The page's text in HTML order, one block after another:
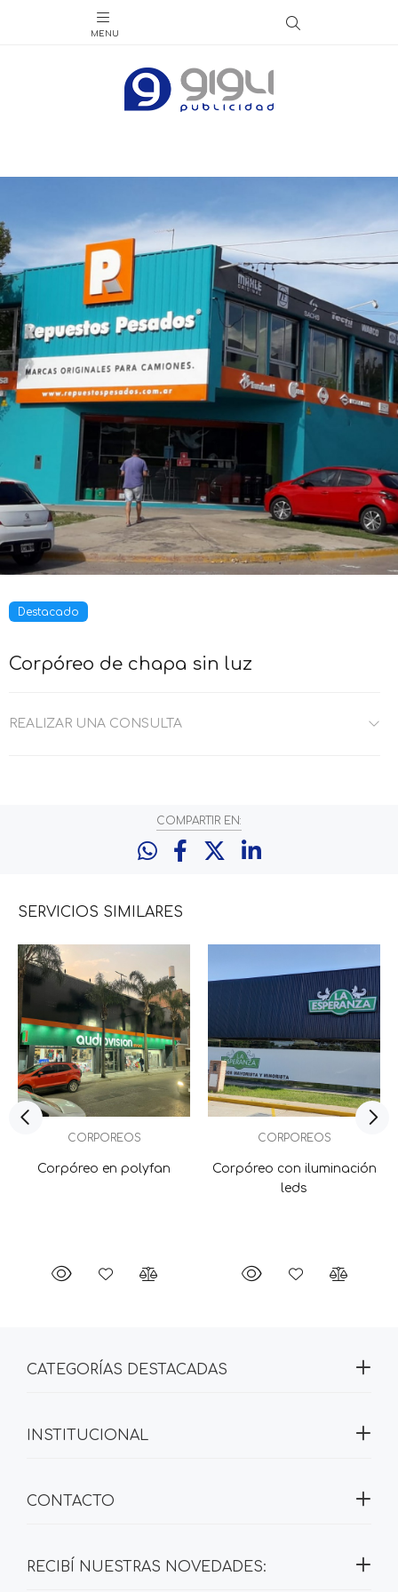
Destacado
Corpóreo de chapa sin luz
REALIZAR UNA CONSULTA
COMPARTIR EN:
SERVICIOS SIMILARES
CORPOREOS
Corpóreo en polyfan
CORPOREOS
Corpóreo con iluminación
leds
RECIBÍ NUESTRAS NOVEDADES:
CATEGORÍAS DESTACADAS
INSTITUCIONAL
CONTACTO